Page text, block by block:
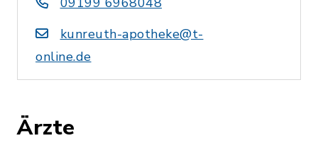
kunreuth-apotheke@t-
online.de
Ärzte